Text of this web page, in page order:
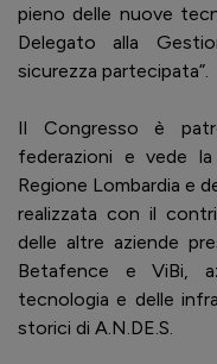
pieno delle nuove
Delegato alla
sicurezza partecipata”.
Il Congresso è
federazioni e vede
Regione Lombardia e
realizzata con il
delle altre aziende
Betafence e ViBi,
tecnologia e delle
storici di A.N.DE.S.